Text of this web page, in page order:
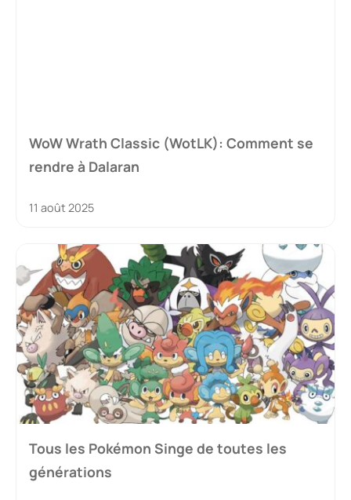
WoW Wrath Classic (WotLK): Comment se
rendre à Dalaran
11 août 2025
Tous les Pokémon Singe de toutes les
générations